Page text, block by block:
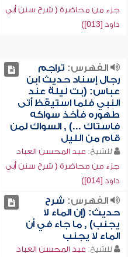
جزء من محاضرة ( شرح سنن أبي
داود [013])
الفهرس: تراجم
رجال إسناد حديث ابن
عباس: (بت ليلة عند
النبي فلما استيقظ أتى
طهوره فأخذ سواكه
فاستاك ...) , السواك لمن
قام من الليل
للشيخ: عبد المحسن العباد
جزء من محاضرة ( شرح سنن أبي
داود [014])
الفهرس: شرح
حديث: (إن الماء لا
يجنب) , ما جاء في أن
الماء لا يجنب
للشيخ: عبد المحسن العباد